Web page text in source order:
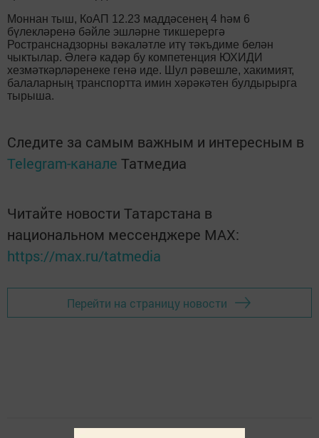
Моннан тыш, КоАП 12.23 маддәсенең 4 һәм 6
бүлекләренә бәйле эшләрне тикшерергә
Ространснадзорны вәкаләтле итү тәкъдиме белән
чыктылар. Әлегә кадәр бу компетенция ЮХИДИ
хезмәткәрләренеке генә иде. Шул рәвешле, хакимият,
балаларның транспортта имин хәрәкәтен булдырырга
тырыша.
Следите за самым важным и интересным в
Telegram-канале Татмедиа
Читайте новости Татарстана в
национальном мессенджере MАХ:
https://max.ru/tatmedia
Перейти на страницу новости